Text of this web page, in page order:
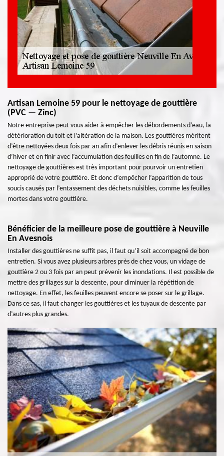
Artisan Lemoine 59 pour le nettoyage de gouttière
(PVC — Zinc)
Notre entreprise peut vous aider à empêcher les débordements d’eau, la
détérioration du toit et l’altération de la maison. Les gouttières méritent
d’être nettoyées deux fois par an afin d’enlever les débris réunis en saison
d’hiver et en finir avec l’accumulation des feuilles en fin de l’automne. Le
nettoyage de gouttières est très important pour pourvoir un entretien
approprié de votre gouttière. Et donc d’empêcher l’apparition de tous
soucis causés par l’entassement des déchets nuisibles, comme les feuilles
mortes dans votre gouttière.
Bénéficier de la meilleure pose de gouttière à Neuville
En Avesnois
Installer des gouttières ne suffit pas, il faut qu’il soit accompagné de bon
entretien. Si vous avez plusieurs arbres près de chez vous, un vidage de
gouttière 2 ou 3 fois par an peut prévenir les inondations. Il est possible de
mettre des grillages sur la descente, pour diminuer la répétition de
nettoyage. En effet, les feuilles peuvent encore se poser sur le grillage.
Dans ce sas, il faut changer les gouttières et les tuyaux de descente par
d’autres plus grandes.